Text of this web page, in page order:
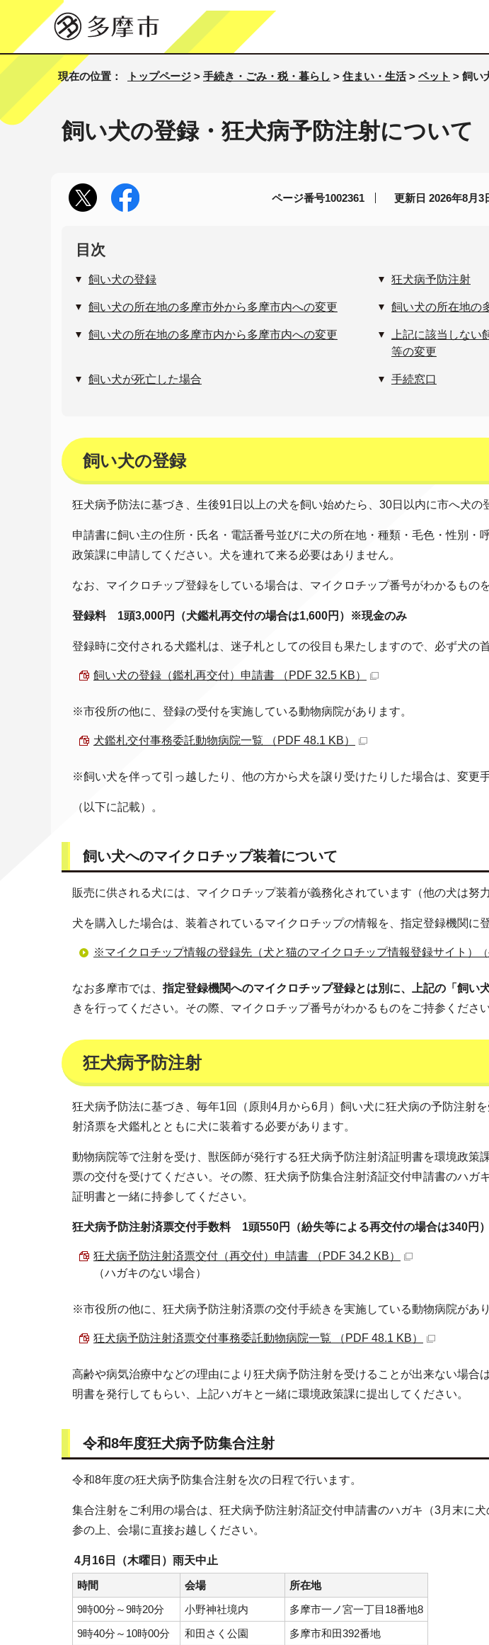
現在の位置： トップページ > 手続き・ごみ・税・暮らし > 住まい・生活> ペット > 飼い
飼い犬の登録・狂犬病予防注射について
ページ番号1002361 更新日 2026年8月3
目次
飼い犬の登録 狂犬病予防注射
飼い犬の所在地の多摩市外から多摩市内への変更 飼い犬の所在地の
飼い犬の所在地の多摩市内から多摩市内への変更
上記に該当しな
等の変更
飼い犬が死亡した場合 手続窓口
飼い犬の登録
狂犬病予防法に基づき、生後91日以上の犬を飼い始めたら、30日以内に市へ犬の
申請書に飼い主の住所・氏名・電話番号並びに犬の所在地・種類・毛色・性別・
政策課に申請してください。犬を連れて来る必要はありません。
なお、マイクロチップ登録をしている場合は、マイクロチップ番号がわかるもの
登録料 1頭3,000円（犬鑑札再交付の場合は1,600円）※現金のみ
登録時に交付される犬鑑札は、迷子札としての役目も果たしますので、必ず犬の
飼い犬の登録（鑑札再交付）申請書 （PDF 32.5 KB）
※市役所の他に、登録の受付を実施している動物病院があります。
犬鑑札交付事務委託動物病院一覧 （PDF 48.1 KB）
※飼い犬を伴って引っ越したり、他の方から犬を譲り受けたりした場合は、変更
（以下に記載）。
飼い犬へのマイクロチップ装着について
販売に供される犬には、マイクロチップ装着が義務化されています（他の犬は努力
犬を購入した場合は、装着されているマイクロチップの情報を、指定登録機関に
※マイクロチップ情報の登録先（犬と猫のマイクロチップ情報登録サイト）
なお多摩市では、 指定登録機関へのマイクロチップ登録とは別に、上記の「飼い
きを行ってください。その際、マイクロチップ番号がわかるものをご持参ください
狂犬病予防注射
狂犬病予防法に基づき、毎年1回（原則4月から6月）飼い犬に狂犬病の予防注射
射済票を犬鑑札とともに犬に装着する必要があります。
動物病院等で注射を受け、獣医師が発行する狂犬病予防注射済証明書を環境政策
票の交付を受けてください。その際、狂犬病予防集合注射済証交付申請書のハガ
証明書と一緒に持参してください。
狂犬病予防注射済票交付手数料 1頭550円（紛失等による再交付の場合は340円
狂犬病予防注射済票交付（再交付）申請書 （PDF 34.2 KB）
（ハガキのない場合）
※市役所の他に、狂犬病予防注射済票の交付手続きを実施している動物病院があり
狂犬病予防注射済票交付事務委託動物病院一覧 （PDF 48.1 KB）
高齢や病気治療中などの理由により狂犬病予防注射を受けることが出来ない場合
明書を発行してもらい、上記ハガキと一緒に環境政策課に提出してください。
令和8年度狂犬病予防集合注射
令和8年度の狂犬病予防集合注射を次の日程で行います。
集合注射をご利用の場合は、狂犬病予防注射済証交付申請書のハガキ（3月末に
参の上、会場に直接お越しください。
4月16日（木曜日）雨天中止
時間 会場
所在地
9時00分～9時20分
小野神社境内
多摩市一ノ宮一丁目18番地8
9時40分～10時00分
和田さく公園
多摩市和田392番地